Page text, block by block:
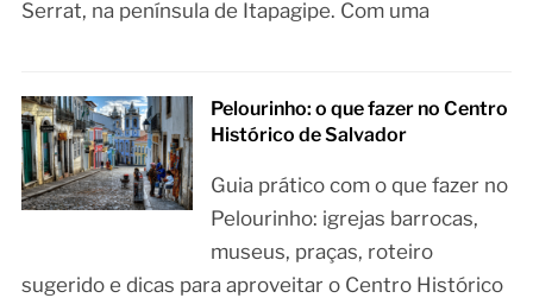
Serrat, na península de Itapagipe. Com uma
Pelourinho: o que fazer no Centro
Histórico de Salvador
Guia prático com o que fazer no
Pelourinho: igrejas barrocas,
museus, praças, roteiro
sugerido e dicas para aproveitar o Centro Histórico